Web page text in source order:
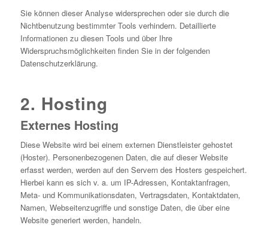
Sie können dieser Analyse widersprechen oder sie durch die
Nichtbenutzung bestimmter Tools verhindern. Detaillierte
Informationen zu diesen Tools und über Ihre
Widerspruchsmöglichkeiten finden Sie in der folgenden
Datenschutzerklärung.
2. Hosting
Externes Hosting
Diese Website wird bei einem externen Dienstleister gehostet
(Hoster). Personenbezogenen Daten, die auf dieser Website
erfasst werden, werden auf den Servern des Hosters gespeichert.
Hierbei kann es sich v. a. um IP-Adressen, Kontaktanfragen,
Meta- und Kommunikationsdaten, Vertragsdaten, Kontaktdaten,
Namen, Webseitenzugriffe und sonstige Daten, die über eine
Website generiert werden, handeln.